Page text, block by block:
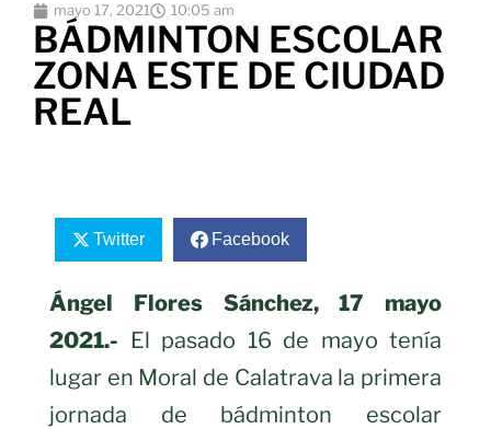
mayo 17, 2021 10:05 am
BÁDMINTON ESCOLAR
ZONA ESTE DE CIUDAD
REAL
Twitter Facebook
Ángel Flores Sánchez, 17 mayo
2021.- El pasado 16 de mayo tenía
lugar en Moral de Calatrava la primera
jornada de bádminton escolar